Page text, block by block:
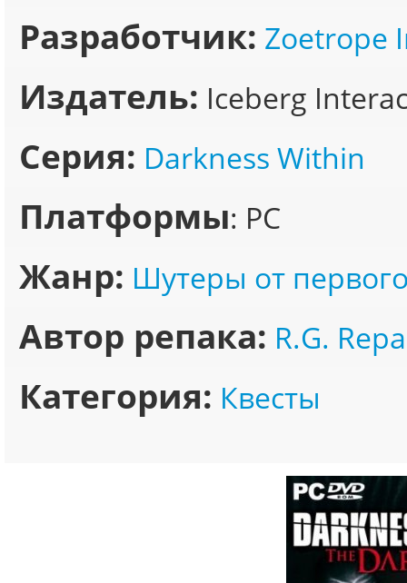
Разработчик: Zoetrope
Издатель: Iceberg
Серия: Darkness Within
Платформы: PC
Жанр: Шутеры от
Автор репака: R.G.
Категория: Квесты